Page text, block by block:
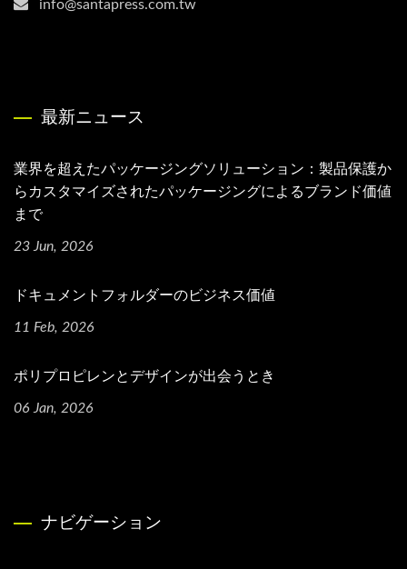
info@santapress.com.tw
最新ニュース
業界を超えたパッケージングソリューション：製品保護か
らカスタマイズされたパッケージングによるブランド価値
まで
23 Jun, 2026
ドキュメントフォルダーのビジネス価値
11 Feb, 2026
ポリプロピレンとデザインが出会うとき
06 Jan, 2026
ナビゲーション